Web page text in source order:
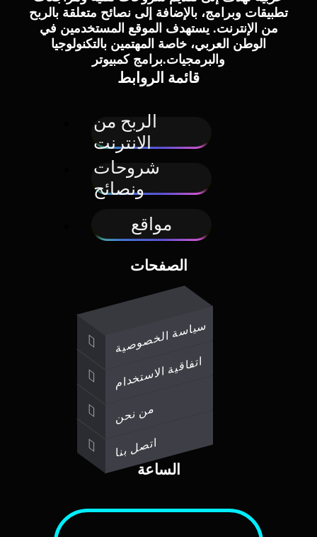
تطبيقات وبرامج، بالإضافة إلى نصائح متعلقة بالربح
من الإنترنت. يستهدف الموقع المستخدمين في
الوطن العربي، خاصة المهتمين بالتكنولوجيا
والبرمجيات.برامج كمبيوتر
قائمة الروابط
الربح من
الانترنت
شروحات
ونصائح
مواقع
الصفحات
سياسة الخصوصية
اتفاقية الاستخدام
من نحن
اتصل بنا
الساعة